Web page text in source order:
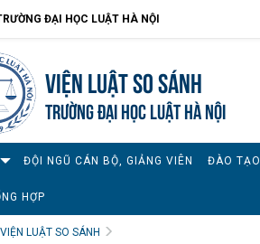
ĐẠI HỌC LUẬT HÀ NỘI
Viện Luật so sánh
TRƯỜNG ĐẠI HỌC LUẬT HÀ NỘI
ĐỘI NGŨ CÁN BỘ, GIẢNG VIÊN ĐÀO TẠO
HỢP
LUẬT SO SÁNH